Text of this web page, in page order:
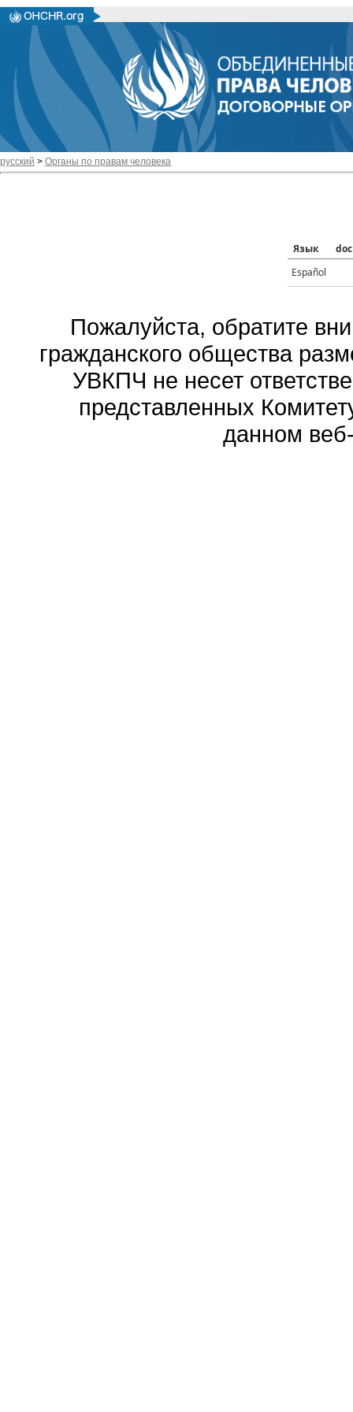
русский > Органы по правам человека
Язык
doc
Español
Пожалуйста, обратите
гражданского общества
УВКПЧ не несет
представленных
данном